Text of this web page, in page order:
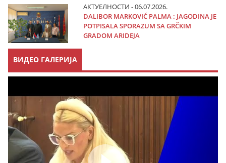
АКТУЕЛНОСТИ - 06.07.2026.
DALIBOR MARKOVIĆ PALMA : JAGODINA JE
POTPISALA SPORAZUM SA GRČKIM
GRADOM ARIDEJA
ВИДЕО ГАЛЕРИЈА